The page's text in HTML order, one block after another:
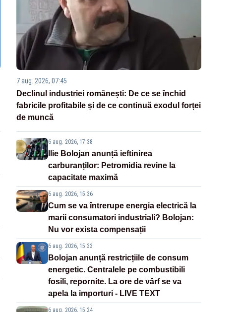
7 aug. 2026, 07:45
Declinul industriei românești: De ce se închid
fabricile profitabile și de ce continuă exodul forței
de muncă
6 aug. 2026, 17:38
Ilie Bolojan anunță ieftinirea
carburanților: Petromidia revine la
capacitate maximă
6 aug. 2026, 15:36
Cum se va întrerupe energia electrică la
marii consumatori industriali? Bolojan:
Nu vor exista compensații
6 aug. 2026, 15:33
Bolojan anunță restricțiile de consum
energetic. Centralele pe combustibili
fosili, repornite. La ore de vârf se va
apela la importuri - LIVE TEXT
6 aug. 2026, 15:24